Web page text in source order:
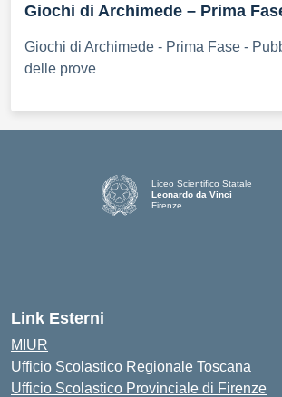
Giochi di Archimede – Prima
Giochi di Archimede - Prima Fase -
delle prove
Liceo Scientifico Statale
Leonardo da Vinci
Firenze
Link Esterni
MIUR
Ufficio Scolastico Regionale Toscana
Ufficio Scolastico Provinciale di Firenze